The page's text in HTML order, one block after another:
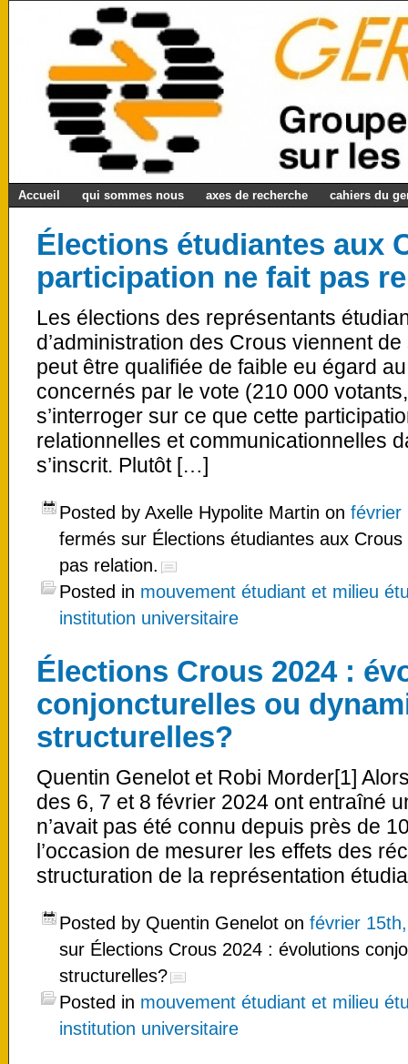
Accueil qui sommes nous axes de recherche cahiers du
Élections étudiantes aux
participation ne fait pas
Les élections des représentants
d’administration des Crous viennent
peut être qualifiée de faible eu égard
concernés par le vote (210 000
s’interroger sur ce que cette
relationnelles et communicationnelles
s’inscrit. Plutôt […]
Posted by Axelle Hypolite Martin on février
fermés sur Élections étudiantes aux
pas relation.
Posted in mouvement étudiant et milieu
institution universitaire
Élections Crous 2024 :
conjoncturelles ou
structurelles?
Quentin Genelot et Robi Morder[1]
des 6, 7 et 8 février 2024 ont entraîné
n’avait pas été connu depuis près de
l’occasion de mesurer les effets des
structuration de la représentation
Posted by Quentin Genelot on février
sur Élections Crous 2024 : évolutions
structurelles?
Posted in mouvement étudiant et milieu
institution universitaire